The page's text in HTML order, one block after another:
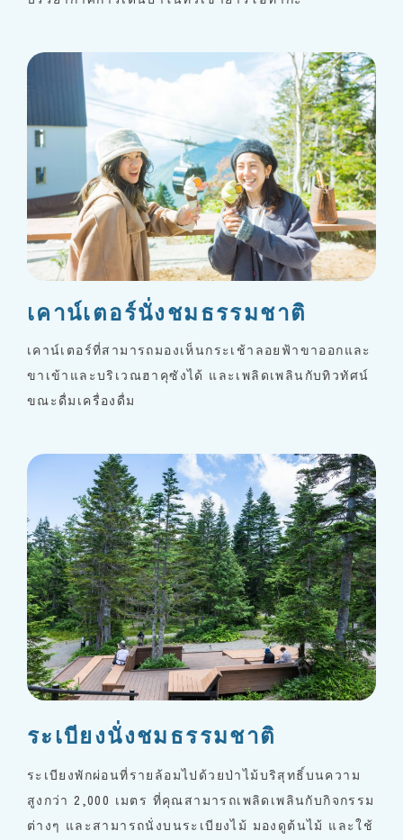
เคาน์เตอร์นั่งชมธรรมชาติ
เคาน์เตอร์ที่สามารถมองเห็นกระเช้าลอยฟ้าขาออกและ
ขาเข้าและบริเวณฮาคุซังได้ และเพลิดเพลินกับทิวทัศน์
ขณะดื่มเครื่องดื่ม
ระเบียงนั่งชมธรรมชาติ
ระเบียงพักผ่อนที่รายล้อมไปด้วยป่าไม้บริสุทธิ์บนความ
สูงกว่า 2,000 เมตร ที่คุณสามารถเพลิดเพลินกับกิจกรรม
ต่างๆ และสามารถนั่งบนระเบียงไม้ มองดูต้นไม้ และใช้